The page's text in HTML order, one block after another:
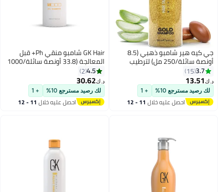
جي كيه هير شامبو ذهبي (8.5
أونصة سائلة/250 مل) لترطيب
ولمعانه وحمايته بزيت الأرغان
الشيا والزيوت الطبيعية لجميع
الشعر
15
مسترجع 10% + 1
احصل عليه خلال 11 - 12
GK Hair شامبو منقي Ph+ قبل
المعالجة (33.8 أونصة سائلة/1000
مل) لتنظيف عميق للشعر، يزيل
الشوائب مع فيتامينات الصبار
والزيوت الطبيعية لجميع أنواع الشعر
للرجال والنساء
4.5
2
30.62
لك رصيد مسترجع 10% + 1
احصل عليه خلال 11 - 12